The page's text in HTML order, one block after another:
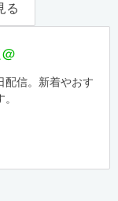
る
配信。新着やおす